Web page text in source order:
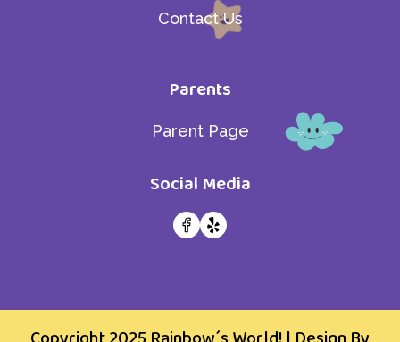
Contact Us
Parents
Parent Page
Social Media